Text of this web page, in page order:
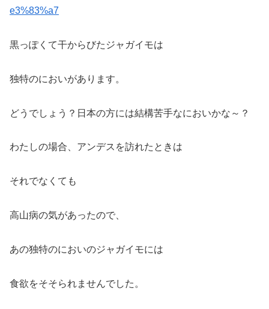
黒っぽくて干からびたジャガイモは
独特のにおいがあります。
どうでしょう？日本の方には結構苦手なにおいかな～？
わたしの場合、アンデスを訪れたときは
それでなくても
高山病の気があったので、
あの独特のにおいのジャガイモには
食欲をそそられませんでした。